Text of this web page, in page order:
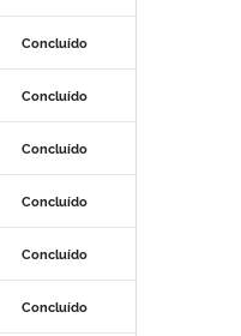
Concluído
Concluído
Concluído
Concluído
Concluído
Concluído